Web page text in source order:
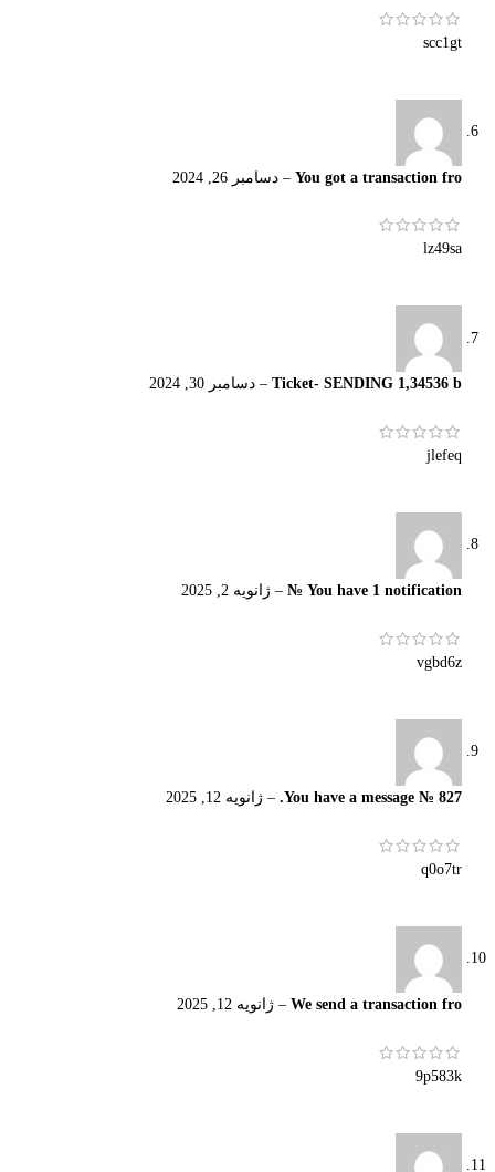
scc1gt
You got a transaction fro
– دسامبر 26, 2024
lz49sa
Ticket- SENDING 1,34536 b
– دسامبر 30, 2024
jlefeq
You have 1 notification №
– ژانویه 2, 2025
vgbd6z
You have a message № 827.
– ژانویه 12, 2025
q0o7tr
We send a transaction fro
– ژانویه 12, 2025
9p583k